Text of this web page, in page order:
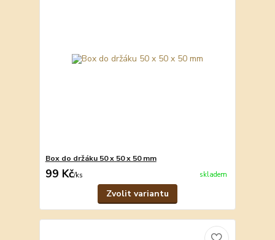
Box do držáku 50 x 50 x 50 mm
99 Kč/ks skladem
Zvolit variantu